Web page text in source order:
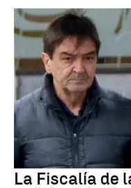
La Fiscalía de